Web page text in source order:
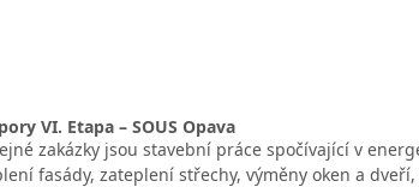
VI. Etapa – SOUS Opava
zakázky jsou stavební práce spočívající v
fasády, zateplení střechy, výměny oken a